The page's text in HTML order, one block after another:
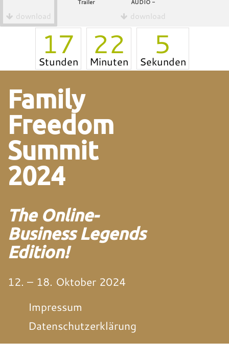
download
Trailer AUDIO -
download
17
Stunden 22
Minuten 4
Sekunden
Family
Freedom
Summit
2024
The Online-
Business Legends
Edition!
12. – 18. Oktober 2024
Impressum
Datenschutzerklärung